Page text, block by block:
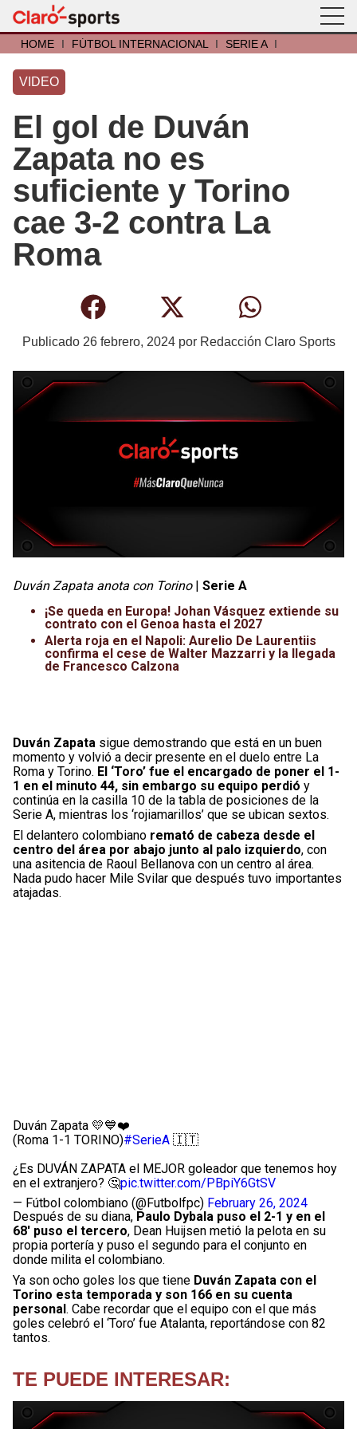
HOME I FÚTBOL INTERNACIONAL I SERIE A I
VIDEO
El gol de Duván
Zapata no es
suficiente y Torino
cae 3-2 contra La
Roma
Publicado 26 febrero, 2024por Redacción Claro Sports
Duván Zapata anota con Torino| Serie A
¡Se queda en Europa! Johan Vásquez extiende su
contrato con el Genoa hasta el 2027
Alerta roja en el Napoli: Aurelio De Laurentiis
confirma el cese de Walter Mazzarri y la llegada
de Francesco Calzona
Duván Zapata sigue demostrando que está en un buen
momento y volvió a decir presente en el duelo entre La
Roma y Torino. El ‘Toro’ fue el encargado de poner el 1-
1 en el minuto 44, sin embargo su equipo perdió y
continúa en la casilla 10 de la tabla de posiciones de la
Serie A, mientras los ‘rojiamarillos’ que se ubican sextos.
El delantero colombiano remató de cabeza desde el
centro del área por abajo junto al palo izquierdo, con
una asitencia de Raoul Bellanova con un centro al área.
Nada pudo hacer Mile Svilar que después tuvo importantes
atajadas.
Duván Zapata 💛💙❤️
(Roma 1-1 TORINO)#SerieA 🇮🇹
¿Es DUVÁN ZAPATA el MEJOR goleador que tenemos hoy
en el extranjero? 🤔pic.twitter.com/PBpiY6GtSV
— Fútbol colombiano (@Futbolfpc) February 26, 2024
Después de su diana, Paulo Dybala puso el 2-1 y en el
68′ puso el tercero, Dean Huijsen metió la pelota en su
propia portería y puso el segundo para el conjunto en
donde milita el colombiano.
Ya son ocho goles los que tiene Duván Zapata con el
Torino esta temporada y son 166 en su cuenta
personal. Cabe recordar que el equipo con el que más
goles celebró el ‘Toro’ fue Atalanta, reportándose con 82
tantos.
TE PUEDE INTERESAR: